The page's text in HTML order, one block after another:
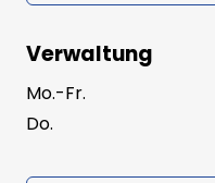
Verwaltung
Mo.-Fr.
Do.